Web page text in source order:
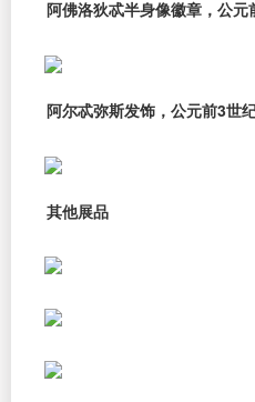
阿佛洛狄忒半身像徽章，公
阿尔忒弥斯发饰，公元前3世
其他展品